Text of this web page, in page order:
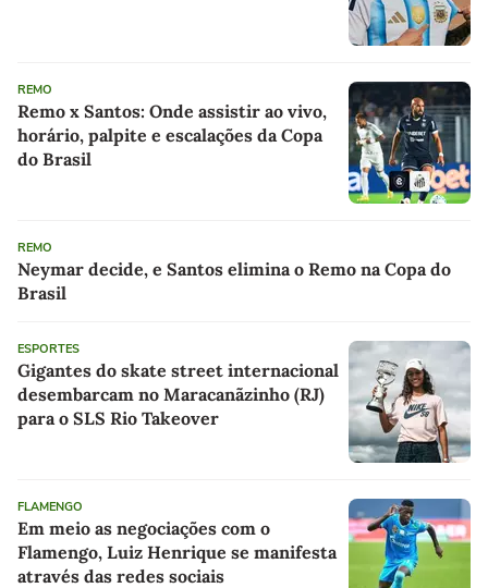
REMO
Remo x Santos: Onde assistir ao vivo,
horário, palpite e escalações da Copa
do Brasil
REMO
Neymar decide, e Santos elimina o Remo na Copa do
Brasil
ESPORTES
Gigantes do skate street internacional
desembarcam no Maracanãzinho (RJ)
para o SLS Rio Takeover
FLAMENGO
Em meio as negociações com o
Flamengo, Luiz Henrique se manifesta
através das redes sociais